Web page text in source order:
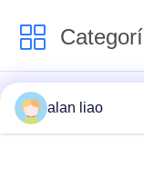
Conector circular
impermeable
alan liao